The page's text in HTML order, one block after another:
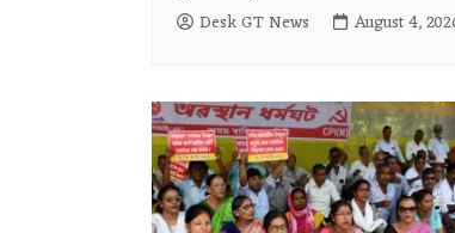
Desk GT News August 4,